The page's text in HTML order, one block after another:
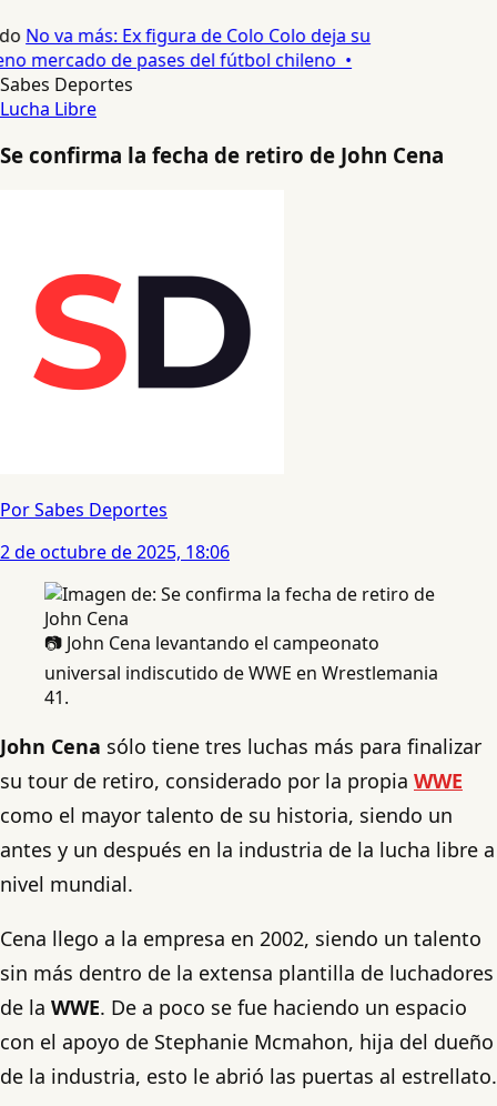
No va más: Ex figura de Colo Colo deja su
mercado de pases del fútbol chileno •
Sabes Deportes
Lucha Libre
Se confirma la fecha de retiro de John Cena
Por Sabes Deportes
2 de octubre de 2025, 18:06
📷 John Cena levantando el campeonato
universal indiscutido de WWE en Wrestlemania
41.
John Cena sólo tiene tres luchas más para finalizar
su tour de retiro, considerado por la propia WWE
como el mayor talento de su historia, siendo un
antes y un después en la industria de la lucha libre a
nivel mundial.
Cena llego a la empresa en 2002, siendo un talento
sin más dentro de la extensa plantilla de luchadores
de la WWE. De a poco se fue haciendo un espacio
con el apoyo de Stephanie Mcmahon, hija del dueño
de la industria, esto le abrió las puertas al estrellato.